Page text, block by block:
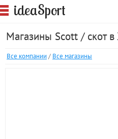
ideaSport
Магазины Scott / скот в
Все компании / Все магазины